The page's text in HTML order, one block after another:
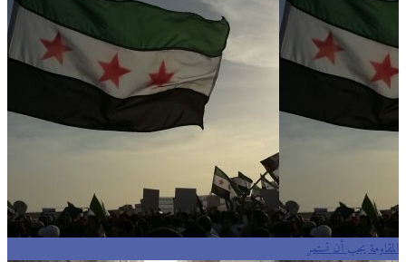
المقاومة يجب أن تستمر